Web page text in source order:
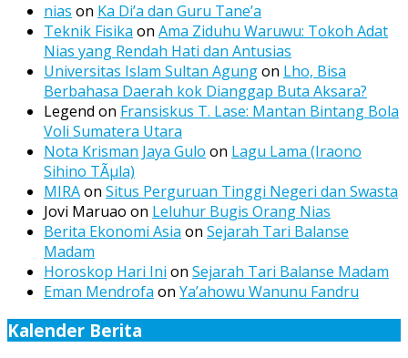
nias on Ka Di’a dan Guru Tane’a
Teknik Fisika on Ama Ziduhu Waruwu: Tokoh Adat
Nias yang Rendah Hati dan Antusias
Universitas Islam Sultan Agungon Lho, Bisa
Berbahasa Daerah kok Dianggap Buta Aksara?
Legend on Fransiskus T. Lase: Mantan Bintang Bola
Voli Sumatera Utara
Nota Krisman Jaya Gulo on Lagu Lama (Iraono
Sihino TÃµla)
MIRAon Situs Perguruan Tinggi Negeri dan Swasta
Jovi Maruao on Leluhur Bugis Orang Nias
Berita Ekonomi Asia on Sejarah Tari Balanse
Madam
Horoskop Hari Ini on Sejarah Tari Balanse Madam
Eman Mendrofa on Ya’ahowu Wanunu Fandru
Kalender Berita